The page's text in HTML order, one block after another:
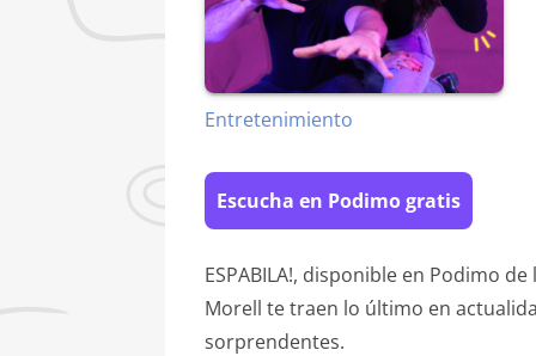
Entretenimiento
Escucha en Podimo gratis
ESPABILA!, disponible en Podimo
Morell te traen lo último en
sorprendentes.